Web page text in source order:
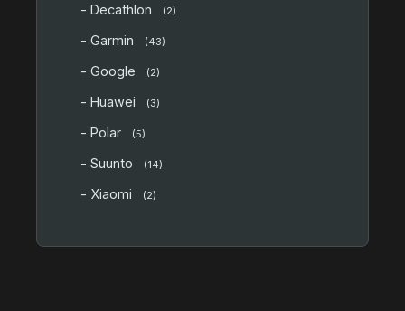
- Decathlon (2)
- Garmin (43)
- Google (2)
- Huawei (3)
- Polar (5)
- Suunto (14)
- Xiaomi (2)